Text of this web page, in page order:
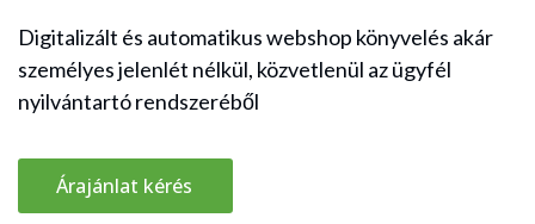
Digitalizált és automatikus webshop könyvelés akár
személyes jelenlét nélkül, közvetlenül az ügyfél
nyilvántartó rendszeréből
Árajánlat kérés